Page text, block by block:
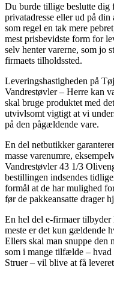
Du burde tillige beslutte dig
privatadresse eller ud på
som regel en tak mere
mest prisbevidste form for
selv henter varerne, som jo
firmaets tilholdssted.
Leveringshastigheden på
Vandrestøvler – Herre kan
skal bruge produktet med
utvivlsomt vigtigt at vi
på den pågældende vare.
En del netbutikker
masse varenumre,
Vandrestøvler 43 1/3
bestillingen indsendes
formål at de har mulighed
før de pakkeansatte drager
En hel del e-firmaer
meste er det kun gældende
Ellers skal man snuppe den
som i mange tilfælde –
Struer – vil blive at få